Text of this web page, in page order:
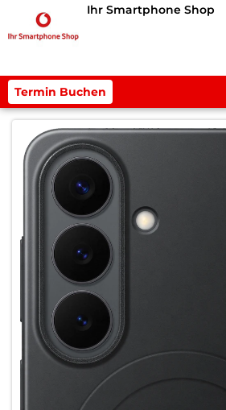
Ihr Smartphone Shop
Termin Buchen